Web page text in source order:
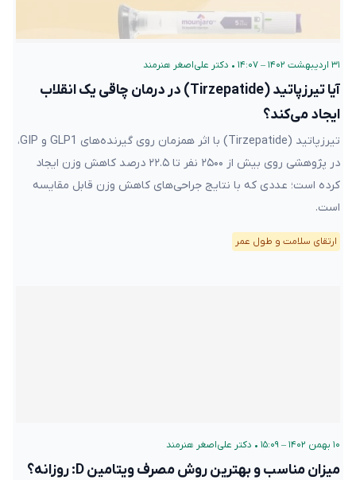
۳۱ اردیبهشت ۱۴۰۲ – ۱۴:۰۷ • دکتر علی‌اصغر هنرمند
آیا تیرزپاتید (Tirzepatide) در درمان چاقی یک انقلاب
ایجاد می‌کند؟
تیرزپاتید (Tirzepatide) با اثر همزمان روی گیرنده‌های GLP1 و GIP،
در پژوهشی روی بیش از ۲۵۰۰ نفر تا ۲۲.۵ درصد کاهش وزن ایجاد
کرده است؛ عددی که با نتایج جراحی‌های کاهش وزن قابل مقایسه
است.
ارتقای سلامت و طول عمر
۱۰ بهمن ۱۴۰۲ – ۱۵:۰۹ • دکتر علی‌اصغر هنرمند
میزان مناسب و بهترین روش مصرف ویتامین D: روزانه؟